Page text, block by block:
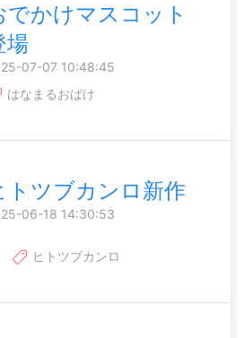
でかけマスコット
場
07-07 10:48:45
はなまるおばけ
トツブカンロ新作
06-18 14:30:53
ヒトツブカンロ